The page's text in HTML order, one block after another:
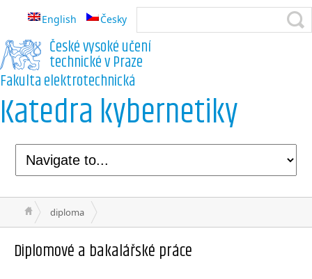
English Česky
České vysoké učení
technické v Praze
Fakulta elektrotechnická
Katedra kybernetiky
diploma
Diplomové a bakalářské práce